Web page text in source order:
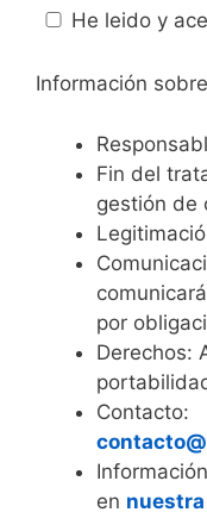
He leido y
Información
Fin del
gestión de
por
Derechos:
Contacto:
en